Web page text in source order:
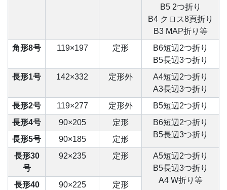
B5 2つ折り
B4 クロス8頁折り
B3 MAP折り等
角形8号
119×197 定形
B6短辺2つ折り
B5長辺3つ折り
長形1号
142×332 定形外
A4短辺2つ折り
A3長辺3つ折り
長形2号
119×277 定形外
B5短辺2つ折り
長形4号
90×205 定形
B6短辺2つ折り
B5長辺3つ折り
長形5号 90×185
定形
長形30
号
92×235 定形
A5短辺2つ折り
B5長辺3つ折り
A4 W折り等
長形40
90×225 定形